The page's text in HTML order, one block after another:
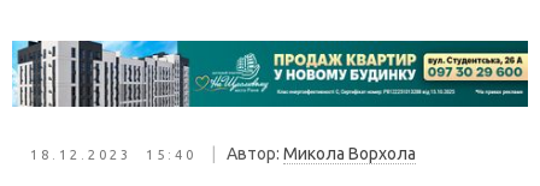
18.12.2023 15:40 Автор: Микола Ворхола